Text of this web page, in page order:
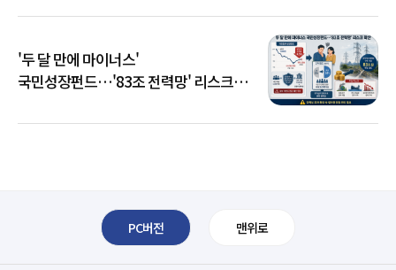
'두 달 만에 마이너스'
국민성장펀드…'83조 전력망' 리스크
PC버전 맨위로